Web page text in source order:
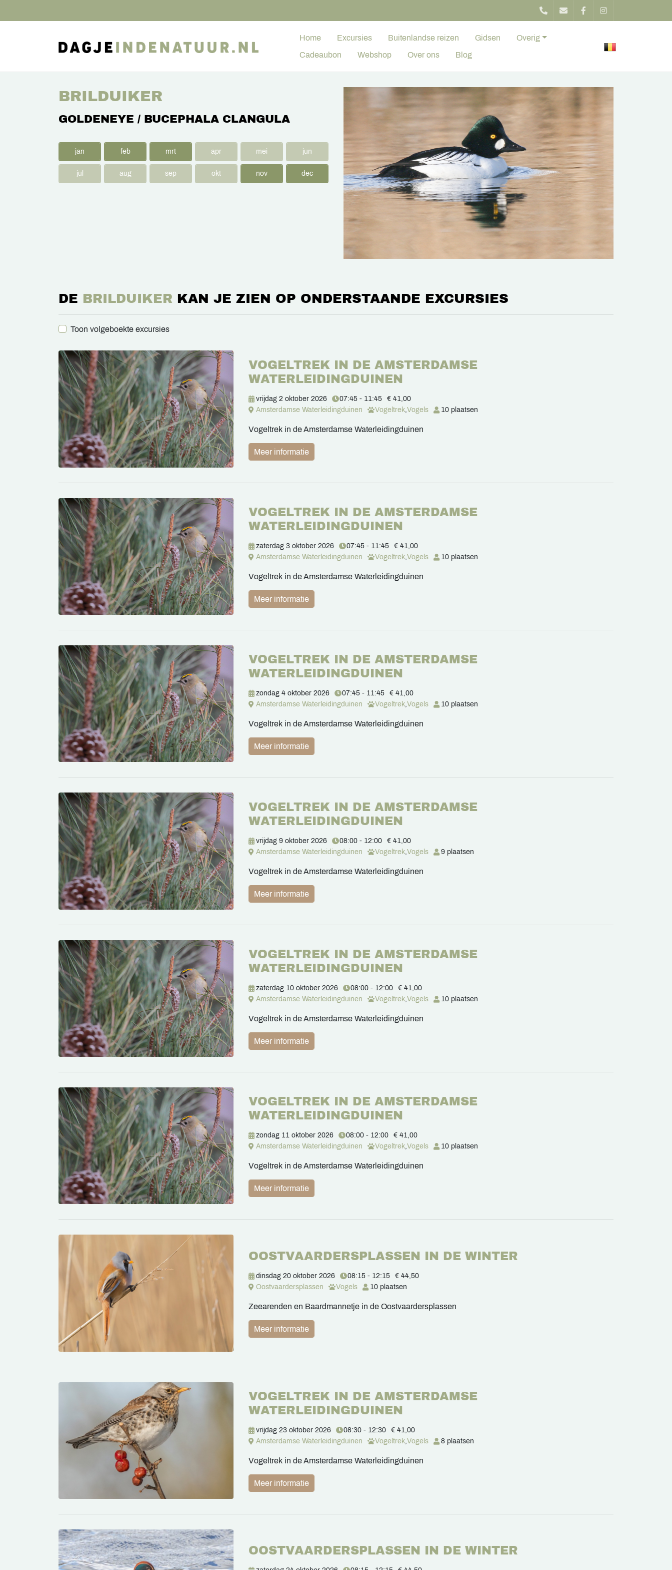
Home Excursies Buitenlandse reizen Gidsen Overig
Cadeaubon Webshop Over ons Blog
BRILDUIKER
GOLDENEYE / BUCEPHALA CLANGULA
jan feb mrt apr mei jun
jul aug sep okt nov dec
DE BRILDUIKER KAN JE ZIEN OP ONDERSTAANDE EXCURSIES
Toon volgeboekte excursies
VOGELTREK IN DE AMSTERDAMSE
WATERLEIDINGDUINEN
vrijdag 2 oktober 2026 07:45 - 11:45
€ 41,00
Amsterdamse Waterleidingduinen
Vogeltrek Vogels 10 plaatsen
Vogeltrek in de Amsterdamse Waterleidingduinen
Meer informatie
VOGELTREK IN DE AMSTERDAMSE
WATERLEIDINGDUINEN
zaterdag 3 oktober 2026 07:45 - 11:45
€ 41,00
Amsterdamse Waterleidingduinen
Vogeltrek Vogels 10 plaatsen
Vogeltrek in de Amsterdamse Waterleidingduinen
Meer informatie
VOGELTREK IN DE AMSTERDAMSE
WATERLEIDINGDUINEN
zondag 4 oktober 2026 07:45 - 11:45
€ 41,00
Amsterdamse Waterleidingduinen
Vogeltrek,Vogels 10 plaatsen
Vogeltrek in de Amsterdamse Waterleidingduinen
Meer informatie
VOGELTREK IN DE AMSTERDAMSE
WATERLEIDINGDUINEN
vrijdag 9 oktober 2026 08:00 - 12:00
€ 41,00
Amsterdamse Waterleidingduinen
Vogeltrek Vogels 9 plaatsen
Vogeltrek in de Amsterdamse Waterleidingduinen
Meer informatie
VOGELTREK IN DE AMSTERDAMSE
WATERLEIDINGDUINEN
zaterdag 10 oktober 2026 08:00 - 12:00
€ 41,00
Amsterdamse Waterleidingduinen
Vogeltrek Vogels 10 plaatsen
Vogeltrek in de Amsterdamse Waterleidingduinen
Meer informatie
VOGELTREK IN DE AMSTERDAMSE
WATERLEIDINGDUINEN
zondag 11 oktober 2026 08:00 - 12:00
€ 41,00
Amsterdamse Waterleidingduinen
Vogeltrek,Vogels 10 plaatsen
Vogeltrek in de Amsterdamse Waterleidingduinen
Meer informatie
OOSTVAARDERSPLASSEN IN DE WINTER
dinsdag 20 oktober 2026 08:15 - 12:15
€ 44,50
Oostvaardersplassen
Vogels 10 plaatsen
Zeearenden en Baardmannetje in de Oostvaardersplassen
Meer informatie
VOGELTREK IN DE AMSTERDAMSE
WATERLEIDINGDUINEN
vrijdag 23 oktober 2026 08:30 - 12:30
€ 41,00
Amsterdamse Waterleidingduinen
Vogeltrek Vogels 8 plaatsen
Vogeltrek in de Amsterdamse Waterleidingduinen
Meer informatie
OOSTVAARDERSPLASSEN IN DE WINTER